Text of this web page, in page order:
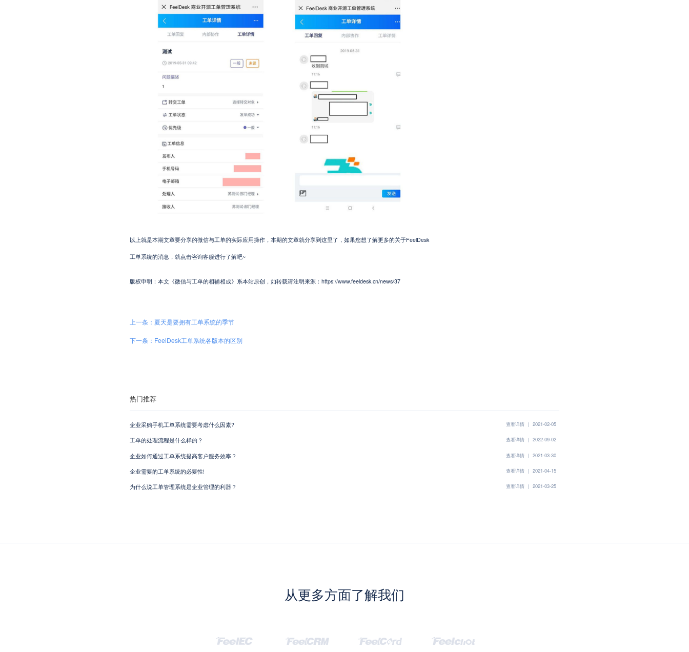
以上就是本期文章要分享的微信与工单的实际应用操作，本期的文章就分享到这里了，如果您想了解更多的关于FeelDesk
工单系统的消息，就点击咨询客服进行了解吧~
版权申明：本文《微信与工单的相辅相成》系本站原创，如转载请注明来源：https://www.feeldesk.cn/news/37
上一条：夏天是要拥有工单系统的季节
下一条：FeelDesk工单系统各版本的区别
热门推荐
企业采购手机工单系统需要考虑什么因素? 查看详情 | 2021-02-05
工单的处理流程是什么样的？ 查看详情 | 2022-09-02
企业如何通过工单系统提高客户服务效率？ 查看详情 | 2021-03-30
企业需要的工单系统的必要性! 查看详情 | 2021-04-15
为什么说工单管理系统是企业管理的利器？ 查看详情 | 2021-03-25
从更多方面了解我们